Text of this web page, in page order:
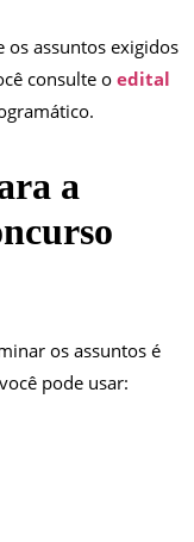
assuntos exigidos
consulte o edital
a
os assuntos é
pode usar: